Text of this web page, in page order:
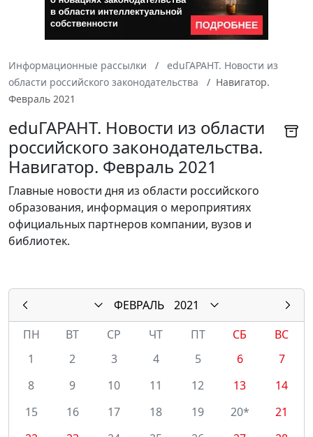
Информационные рассылки
eduГАРАНТ. Новости из
области российского законодательства
Навигатор.
Февраль 2021
eduГАРАНТ. Новости из области
российского законодательства.
Навигатор. Февраль 2021
Главные новости дня из области российского
образования, информация о мероприятиях
официальных партнеров компании, вузов и
библиотек.
ФЕВРАЛЬ
2021
ПН
ВТ СР ЧТ ПТ СБ
ВС
1
2 3 4 5 6
7
8
9 10 11 12 13
14
15
16 17 18 19 20*
21